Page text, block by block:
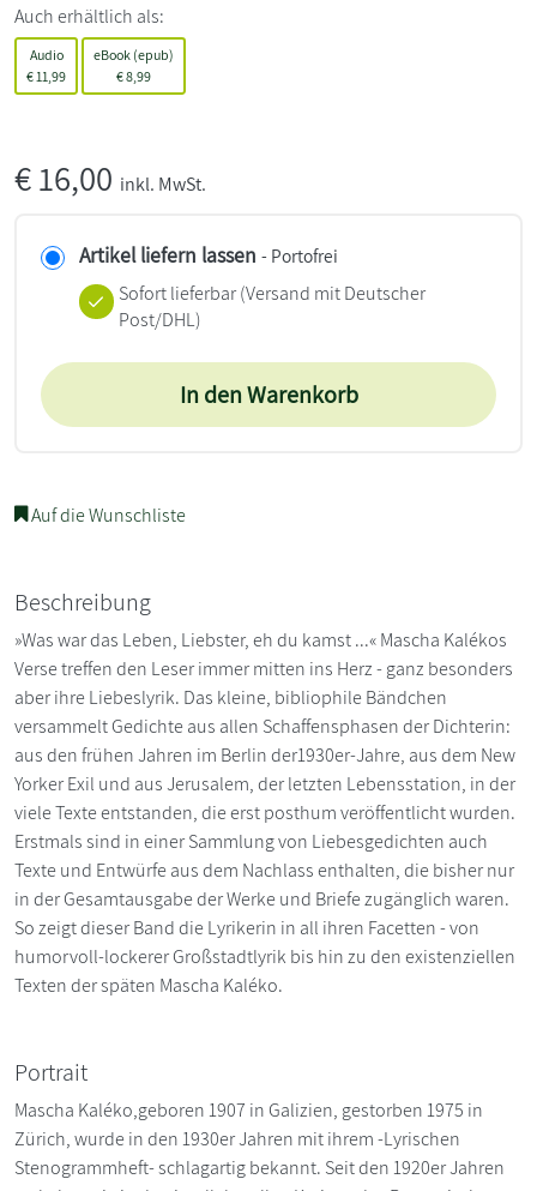
Auch erhältlich als:
Audio
€11,99
eBook (epub)
€8,99
€16,00 inkl. MwSt.
Artikel liefern lassen - Portofrei
Sofort lieferbar(Versand mit Deutscher
Post/DHL)
In den Warenkorb
Auf die Wunschliste
Beschreibung
»Was war das Leben, Liebster, eh du kamst ...« Mascha Kalékos
Verse treffen den Leser immer mitten ins Herz - ganz besonders
aber ihre Liebeslyrik. Das kleine, bibliophile Bändchen
versammelt Gedichte aus allen Schaffensphasen der Dichterin:
aus den frühen Jahren im Berlin der1930er-Jahre, aus dem New
Yorker Exil und aus Jerusalem, der letzten Lebensstation, in der
viele Texte entstanden, die erst posthum veröffentlicht wurden.
Erstmals sind in einer Sammlung von Liebesgedichten auch
Texte und Entwürfe aus dem Nachlass enthalten, die bisher nur
in der Gesamtausgabe der Werke und Briefe zugänglich waren.
So zeigt dieser Band die Lyrikerin in all ihren Facetten - von
humorvoll-lockerer Großstadtlyrik bis hin zu den existenziellen
Texten der späten Mascha Kaléko.
Portrait
Mascha Kaléko,geboren 1907 in Galizien, gestorben 1975 in
Zürich, wurde in den 1930er Jahren mit ihrem -Lyrischen
Stenogrammheft- schlagartig bekannt. Seit den 1920er Jahren